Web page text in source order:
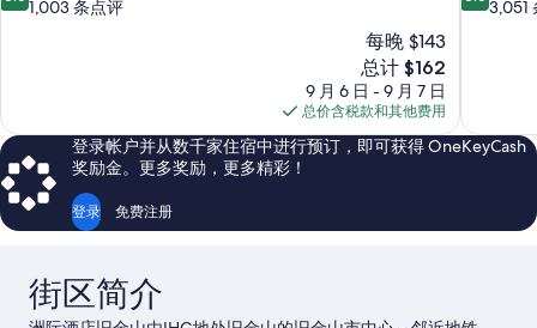
分，
1,003
条
点
评
1,003 条点评
每晚 $143
新
价
格
$162
总计 $162
9 月 6 日 - 9 月 7 日
总价含税款和其他费用
分，
3,051
条
3,051
登录帐户并从数千家住宿中进行预订，即可获得 OneKeyCash
奖励金。更多奖励，更多精彩！
登录 免费注册
街区简介